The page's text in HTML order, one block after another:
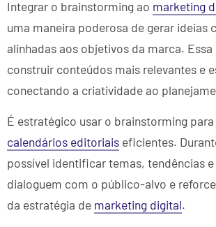
Integrar o brainstorming ao marketing
uma maneira poderosa de gerar ideias
alinhadas aos objetivos da marca.
construir conteúdos mais relevantes e
conectando a criatividade ao
É estratégico usar o brainstorming
calendários editoriais eficientes.
possível identificar temas, tendências
dialoguem com o público-alvo e
da estratégia de marketing digital.